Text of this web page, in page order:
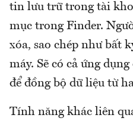
tin lưu trữ trong tài
mục trong Finder.
xóa, sao chép như bất
máy. Sẽ có cả ứng
để đồng bộ dữ liệu từ
Tính năng khác liên